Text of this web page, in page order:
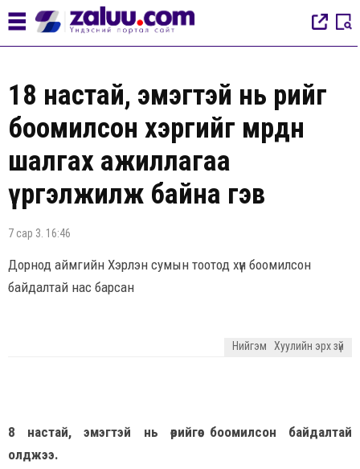
18 настай, эмэгтэй нь өөрийгөө
боомилсон хэргийг мөрдөн
шалгах ажиллагаа
үргэлжилж байна гэв
7 сар 3. 16:46
Дорнод аймгийн Хэрлэн сумын тоотод хүн боомилсон
байдалтай нас барсан
Нийгэм Хуулийн эрх зүй
8 настай, эмэгтэй нь өөрийгөө боомилсон байдалтай
олджээ.